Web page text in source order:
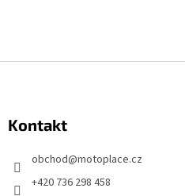
Z
äKontakt
obchod@motoplace.cz
+420 736 298 458